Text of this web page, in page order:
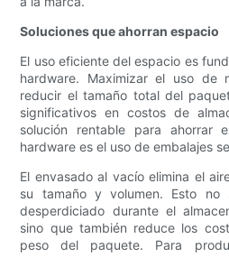
Soluciones que ahorran espacio
El uso eficiente del espacio es
hardware. Maximizar el uso de
reducir el tamaño total del
significativos en costos de
solución rentable para ahorrar
hardware es el uso de embalajes
El envasado al vacío elimina el
su tamaño y volumen. Esto no
desperdiciado durante el
sino que también reduce los
peso del paquete. Para